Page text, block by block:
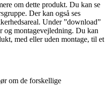
om dette produkt. Du kan se
Der kan også ses
Under ”download”
og montagevejledning. Du kan
med eller uden montage, til et
om de forskellige